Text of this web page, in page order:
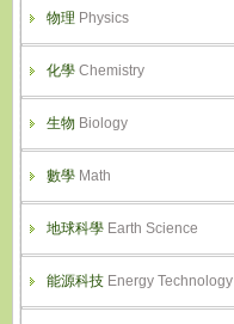
物理 Physics
化學 Chemistry
生物 Biology
數學 Math
地球科學 Earth Science
能源科技 Energy Technology